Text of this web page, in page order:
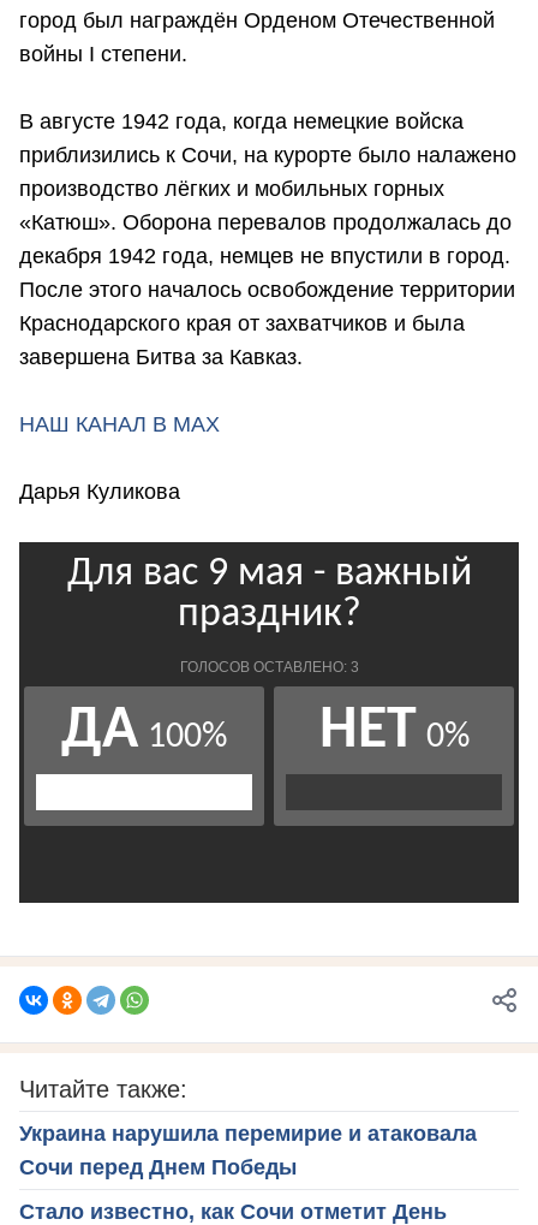
город был награждён Орденом Отечественной
войны I степени.
В августе 1942 года, когда немецкие войска
приблизились к Сочи, на курорте было налажено
производство лёгких и мобильных горных
«Катюш». Оборона перевалов продолжалась до
декабря 1942 года, немцев не впустили в город.
После этого началось освобождение территории
Краснодарского края от захватчиков и была
завершена Битва за Кавказ.
НАШ КАНАЛ В МАХ
Дарья Куликова
Читайте также:
Украина нарушила перемирие и атаковала
Сочи перед Днем Победы
Стало известно, как Сочи отметит День